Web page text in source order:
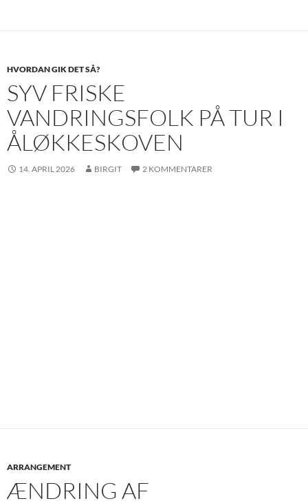
HVORDAN GIK DET SÅ?
SYV FRISKE
VANDRINGSFOLK PÅ TUR I
ÅLØKKESKOVEN
14. APRIL 2026 BIRGIT 2 KOMMENTARER
ARRANGEMENT
ÆNDRING AF